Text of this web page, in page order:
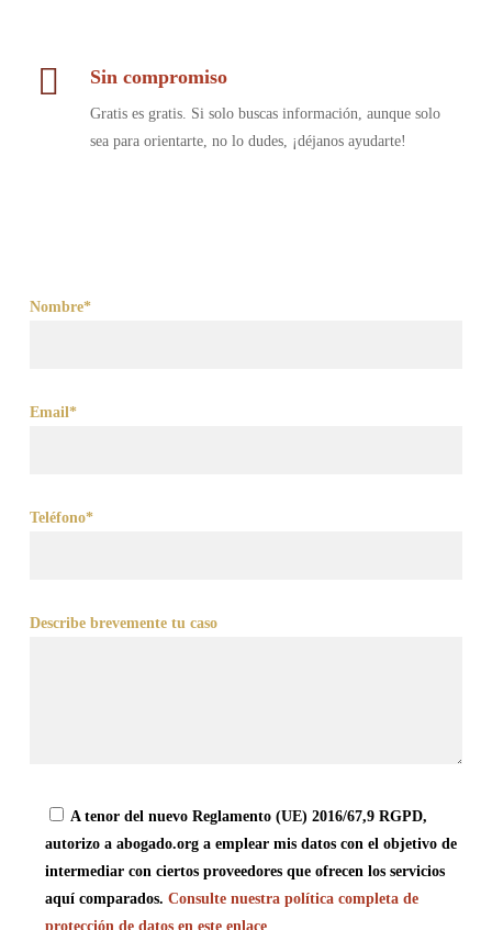
Sin compromiso
Gratis es gratis. Si solo buscas información, aunque solo
sea para orientarte, no lo dudes, ¡déjanos ayudarte!
Nombre*
Email*
Teléfono*
Describe brevemente tu caso
A tenor del nuevo Reglamento (UE) 2016/67,9 RGPD,
autorizo a abogado.org a emplear mis datos con el objetivo de
intermediar con ciertos proveedores que ofrecen los servicios
aquí comparados. Consulte nuestra política completa de
protección de datos en este enlace